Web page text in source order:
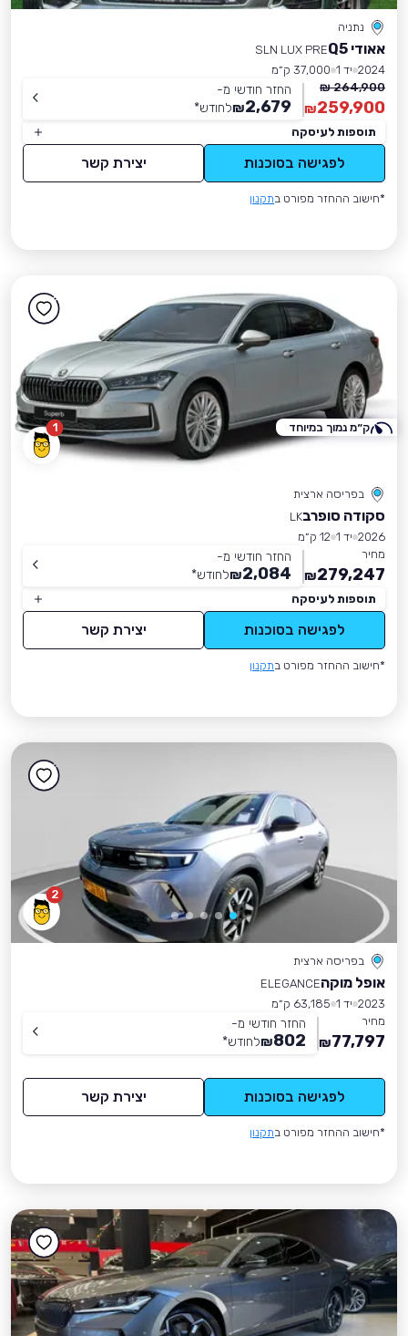
נתניה
אאודי Q5
SLN LUX PRE
2024 יד 1
37,000 ק״מ
264,900 ₪
259,900
₪
החזר חודשי מ-
2,679
₪לחודש*
תוספות לעיסקה
לפגישה בסוכנות יצירת קשר
*חישוב ההחזר מפורט בתקנון
1
בפריסה ארצית
סקודה סופרבLK
2026 יד 1
12 ק״מ
מחיר
279,247
₪
החזר חודשי מ-
2,084
₪לחודש*
תוספות לעיסקה
לפגישה בסוכנות יצירת קשר
*חישוב ההחזר מפורט בתקנון
ק״מ נמוך במיוחד
2
בפריסה ארצית
אופל מוקהELEGANCE
2023 יד 1
63,185 ק״מ
מחיר
77,797
₪
החזר חודשי מ-
802
₪לחודש*
לפגישה בסוכנות יצירת קשר
*חישוב ההחזר מפורט בתקנון